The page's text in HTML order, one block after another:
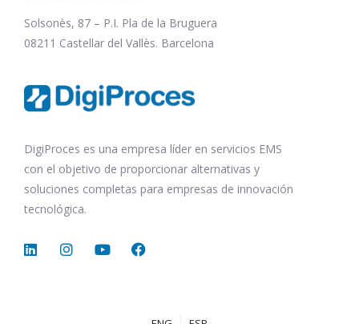
Solsonès, 87 – P.I. Pla de la Bruguera
08211 Castellar del Vallès. Barcelona
DigiProces es una empresa líder en servicios EMS
con el objetivo de proporcionar alternativas y
soluciones completas para empresas de innovación
tecnológica.